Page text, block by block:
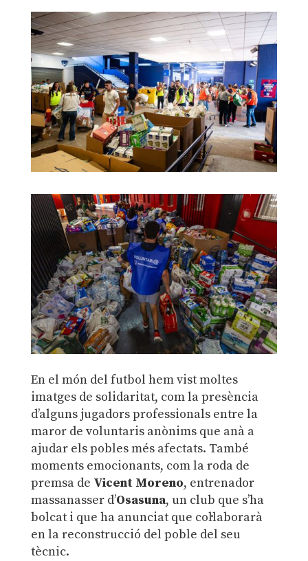
En el món del futbol hem vist moltes
imatges de solidaritat, com la presència
d’alguns jugadors professionals entre la
maror de voluntaris anònims que anà a
ajudar els pobles més afectats. També
moments emocionants, com la roda de
premsa de Vicent Moreno, entrenador
massanasser d’Osasuna, un club que s’ha
bolcat i que ha anunciat que col·laborarà
en la reconstrucció del poble del seu
tècnic.